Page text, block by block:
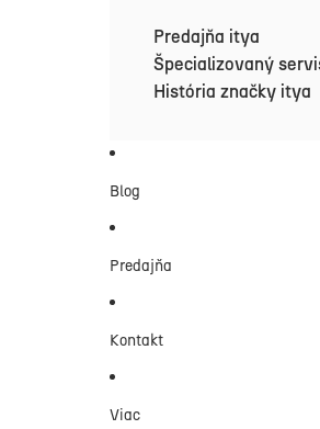
Predajňa itya
Špecializovaný
História značky itya
Blog
Predajňa
Kontakt
Viac